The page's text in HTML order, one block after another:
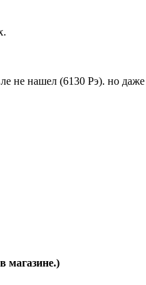
не нашел (6130 Рэ). но
магазине.)